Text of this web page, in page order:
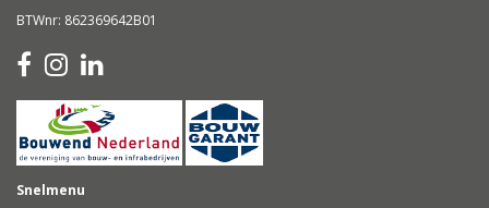
BTWnr: 862369642B01
Snelmenu